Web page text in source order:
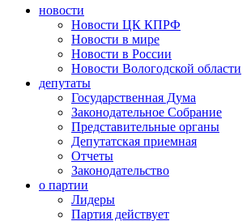
новости
Новости ЦК КПРФ
Новости в мире
Новости в России
Новости Вологодской области
депутаты
Государственная Дума
Законодательное Собрание
Представительные органы
Депутатская приемная
Отчеты
Законодательство
о партии
Лидеры
Партия действует